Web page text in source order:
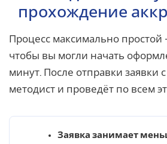
прохождение
Процесс максимально
чтобы вы могли начать
минут. После отправки заявки
методист и проведёт по всем
Заявка занимает